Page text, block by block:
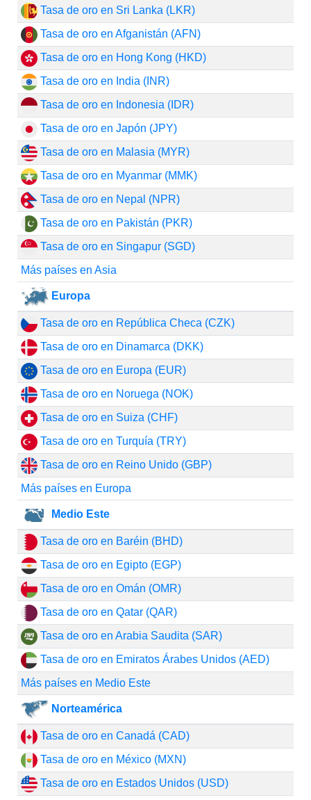
Tasa de oro en Sri Lanka (LKR)
Tasa de oro en Afganistán (AFN)
Tasa de oro en Hong Kong (HKD)
Tasa de oro en India (INR)
Tasa de oro en Indonesia (IDR)
Tasa de oro en Japón (JPY)
Tasa de oro en Malasia (MYR)
Tasa de oro en Myanmar (MMK)
Tasa de oro en Nepal (NPR)
Tasa de oro en Pakistán (PKR)
Tasa de oro en Singapur (SGD)
Más países en Asia
Europa
Tasa de oro en República Checa (CZK)
Tasa de oro en Dinamarca (DKK)
Tasa de oro en Europa (EUR)
Tasa de oro en Noruega (NOK)
Tasa de oro en Suiza (CHF)
Tasa de oro en Turquía (TRY)
Tasa de oro en Reino Unido (GBP)
Más países en Europa
Medio Este
Tasa de oro en Baréin (BHD)
Tasa de oro en Egipto (EGP)
Tasa de oro en Omán (OMR)
Tasa de oro en Qatar (QAR)
Tasa de oro en Arabia Saudita (SAR)
Tasa de oro en Emiratos Árabes Unidos (AED)
Más países en Medio Este
Norteamérica
Tasa de oro en Canadá (CAD)
Tasa de oro en México (MXN)
Tasa de oro en Estados Unidos (USD)